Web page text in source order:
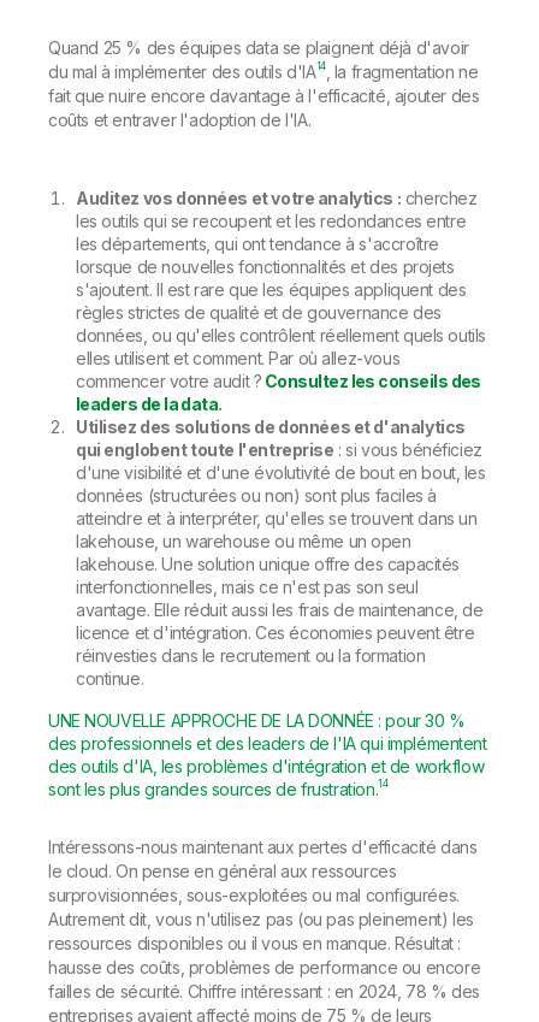
Quand 25 % des équipes data se plaignent déjà d'avoir
du mal à implémenter des outils d'IA14, la fragmentation ne
fait que nuire encore davantage à l'efficacité, ajouter des
coûts et entraver l'adoption de l'IA.
Auditez vos données et votre analytics : cherchez
les outils qui se recoupent et les redondances entre
les départements, qui ont tendance à s'accroître
lorsque de nouvelles fonctionnalités et des projets
s'ajoutent. Il est rare que les équipes appliquent des
règles strictes de qualité et de gouvernance des
données, ou qu'elles contrôlent réellement quels outils
elles utilisent et comment. Par où allez-vous
commencer votre audit ? Consultez les conseils des
leaders de la data.
Utilisez des solutions de données et d'analytics
qui englobent toute l'entreprise : si vous bénéficiez
d'une visibilité et d'une évolutivité de bout en bout, les
données (structurées ou non) sont plus faciles à
atteindre et à interpréter, qu'elles se trouvent dans un
lakehouse, un warehouse ou même un open
lakehouse. Une solution unique offre des capacités
interfonctionnelles, mais ce n'est pas son seul
avantage. Elle réduit aussi les frais de maintenance, de
licence et d'intégration. Ces économies peuvent être
réinvesties dans le recrutement ou la formation
continue.
UNE NOUVELLE APPROCHE DE LA DONNÉE : pour 30 %
des professionnels et des leaders de l'IA qui implémentent
des outils d'IA, les problèmes d'intégration et de workflow
sont les plus grandes sources de frustration.14
Intéressons-nous maintenant aux pertes d'efficacité dans
le cloud. On pense en général aux ressources
surprovisionnées, sous-exploitées ou mal configurées.
Autrement dit, vous n'utilisez pas (ou pas pleinement) les
ressources disponibles ou il vous en manque. Résultat :
hausse des coûts, problèmes de performance ou encore
failles de sécurité. Chiffre intéressant : en 2024, 78 % des
entreprises avaient affecté moins de 75 % de leurs